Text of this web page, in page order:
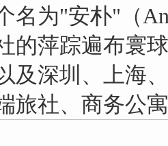
名为"安朴"（
的萍踪遍布寰
及深圳、上海
旅社、商务公